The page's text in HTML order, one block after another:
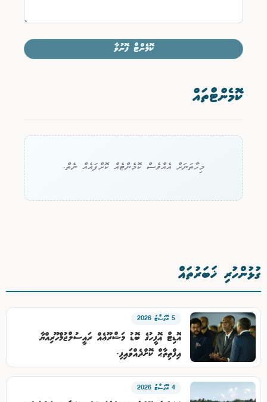
ކޮމެންޓް ފޮނުވާ
ކޮމެންޓްތައް
މިހާތަނަށް އެއްވެސް ކޮމެންޓެއް ކޮށްފައެއް ނެތް.
ގުޅުންހުރި ޚަބަރުތައް
5 އޮގަސްޓު 2026
އޮޑިޓް އޮފީހުގެ ބޮޑު މަޝްރޫޢެއް ރައީސުލްޖުމްހޫރިއްޔާ
އިފްތިތާޙް ކޮށްދެއްވައިފި.
4 އޮގަސްޓު 2026